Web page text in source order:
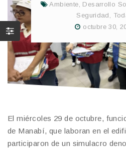
Ambiente, Desarrollo
Seguridad ,
octubre 30,
El miércoles 29 de octubre,
de Manabí, que laboran en el
participaron de un simulacro